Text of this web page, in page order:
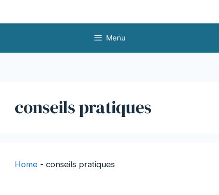
Menu
conseils pratiques
Home - conseils pratiques